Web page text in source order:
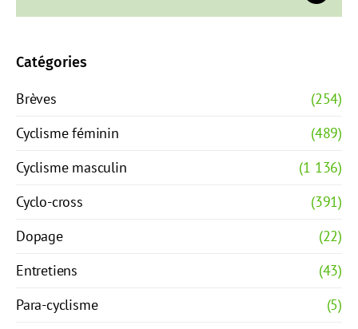
Catégories
Brèves
(254)
Cyclisme féminin
(489)
Cyclisme masculin
(1 136)
Cyclo-cross
(391)
Dopage
(22)
Entretiens
(43)
Para-cyclisme
(5)